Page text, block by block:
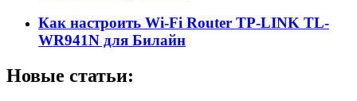
Как настроить Wi-Fi Router TP-LINK TL-
WR941N для Билайн
Новые статьи: